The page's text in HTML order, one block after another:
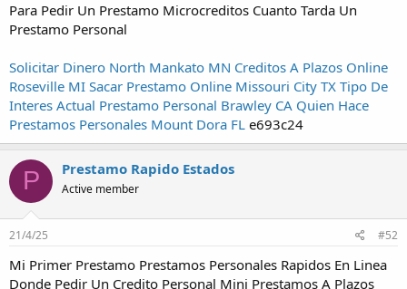
Para Pedir Un Prestamo Microcreditos Cuanto Tarda Un
Prestamo Personal
Solicitar Dinero North Mankato MN Creditos A Plazos Online
Roseville MI Sacar Prestamo Online Missouri City TX Tipo De
Interes Actual Prestamo Personal Brawley CA Quien Hace
Prestamos Personales Mount Dora FL e693c24
P Prestamo Rapido Estados
Active member
21/4/25 #52
Mi Primer Prestamo Prestamos Personales Rapidos En Linea
Donde Pedir Un Credito Personal Mini Prestamos A Plazos